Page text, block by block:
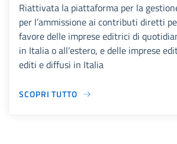
Riattivata la piattaforma per la
per l’ammissione ai contributi diretti
favore delle imprese editrici di
in Italia o all’estero, e delle imprese
editi e diffusi in Italia
SCOPRI TUTTO